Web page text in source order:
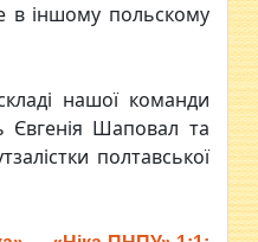
в іншому польскому
нашої команди
Євгенія Шаповал та
полтавської